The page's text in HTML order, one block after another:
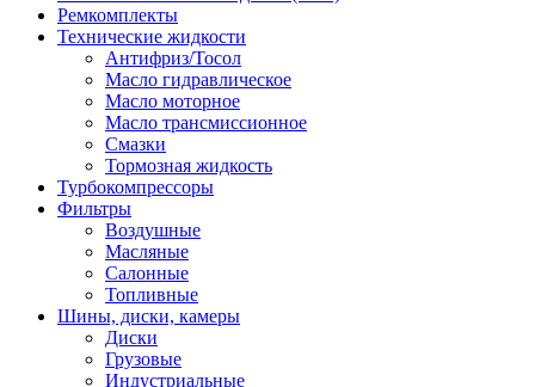
Ремкомплекты
Технические жидкости
Антифриз/Тосол
Масло гидравлическое
Масло моторное
Масло трансмиссионное
Смазки
Тормозная жидкость
Турбокомпрессоры
Фильтры
Воздушные
Масляные
Салонные
Топливные
Шины, диски, камеры
Диски
Грузовые
Индустриальные